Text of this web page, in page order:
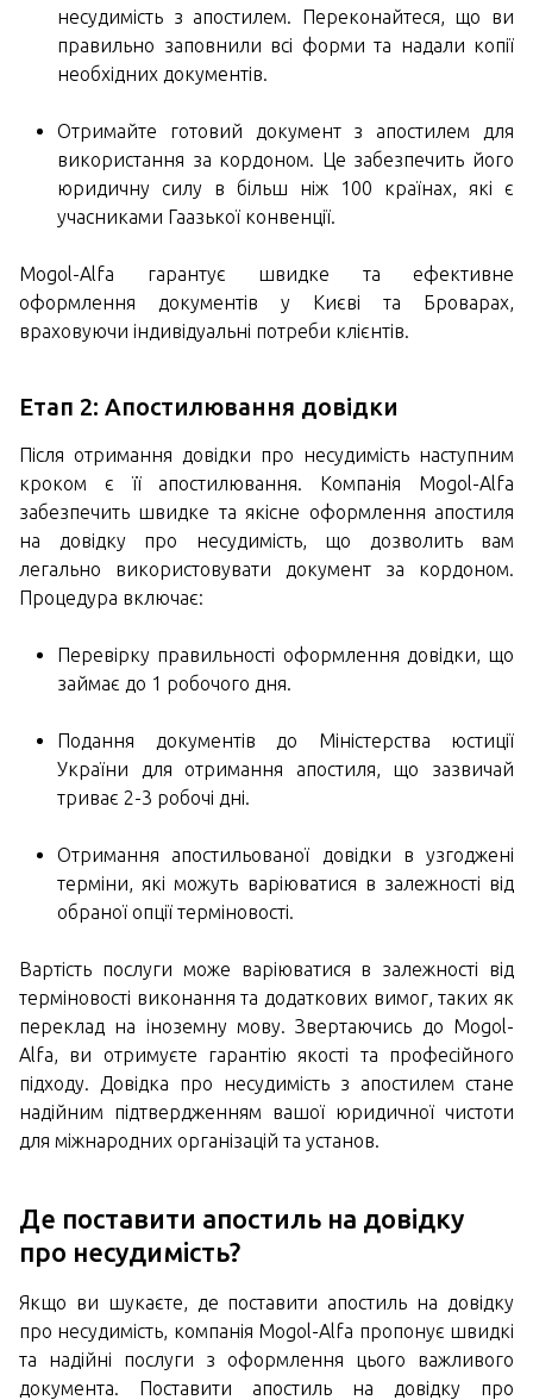
несудимість з апостилем. Переконайтеся, що ви
правильно заповнили всі форми та надали копії
необхідних документів.
Отримайте готовий документ з апостилем для
використання за кордоном. Це забезпечить його
юридичну силу в більш ніж 100 країнах, які є
учасниками Гаазької конвенції.
Mogol-Alfa гарантує швидке та ефективне
оформлення документів у Києві та Броварах,
враховуючи індивідуальні потреби клієнтів.
Етап 2: Апостилювання довідки
Після отримання довідки про несудимість наступним
кроком є її апостилювання. Компанія Mogol-Alfa
забезпечить швидке та якісне оформлення апостиля
на довідку про несудимість, що дозволить вам
легально використовувати документ за кордоном.
Процедура включає:
Перевірку правильності оформлення довідки, що
займає до 1 робочого дня.
Подання документів до Міністерства юстиції
України для отримання апостиля, що зазвичай
триває 2-3 робочі дні.
Отримання апостильованої довідки в узгоджені
терміни, які можуть варіюватися в залежності від
обраної опції терміновості.
Вартість послуги може варіюватися в залежності від
терміновості виконання та додаткових вимог, таких як
переклад на іноземну мову. Звертаючись до Mogol-
Alfa, ви отримуєте гарантію якості та професійного
підходу. Довідка про несудимість з апостилем стане
надійним підтвердженням вашої юридичної чистоти
для міжнародних організацій та установ.
Де поставити апостиль на довідку
про несудимість?
Якщо ви шукаєте, де поставити апостиль на довідку
про несудимість, компанія Mogol-Alfa пропонує швидкі
та надійні послуги з оформлення цього важливого
документа. Поставити апостиль на довідку про